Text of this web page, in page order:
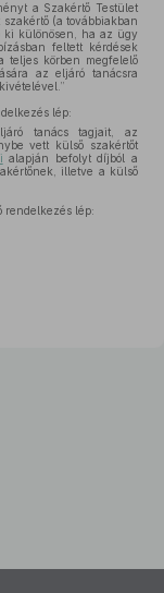
a Szakértő Testület
(a továbbiakban
ki különösen, ha az ügy
feltett kérdések
teljes körben megfelelő
az eljáró tanácsra
kivételével.”
lép:
tanács tagjait, az
vett külső szakértőt
alapján befolyt díjból a
illetve a külső
rendelkezés lép: